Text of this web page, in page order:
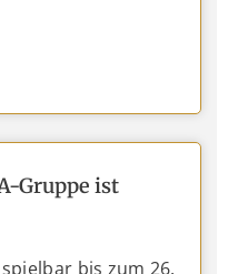
Gruppe ist
bis zum 26.